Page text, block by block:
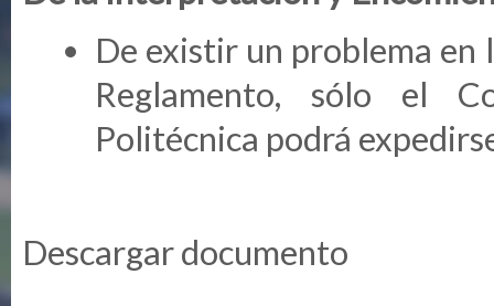
De existir un problema
Reglamento, sólo el
Politécnica podrá
Descargardocumento